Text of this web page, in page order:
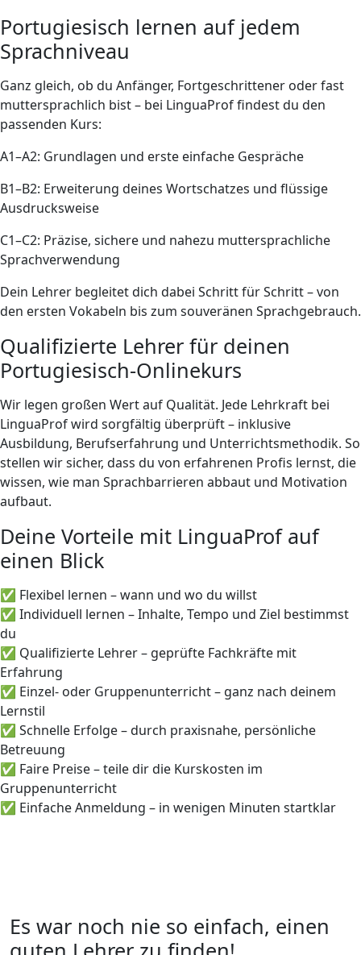
Portugiesisch lernen auf jedem
Sprachniveau
Ganz gleich, ob du Anfänger, Fortgeschrittener oder fast
muttersprachlich bist – bei LinguaProf findest du den
passenden Kurs:
A1–A2: Grundlagen und erste einfache Gespräche
B1–B2: Erweiterung deines Wortschatzes und flüssige
Ausdrucksweise
C1–C2: Präzise, sichere und nahezu muttersprachliche
Sprachverwendung
Dein Lehrer begleitet dich dabei Schritt für Schritt – von
den ersten Vokabeln bis zum souveränen Sprachgebrauch.
Qualifizierte Lehrer für deinen
Portugiesisch-Onlinekurs
Wir legen großen Wert auf Qualität. Jede Lehrkraft bei
LinguaProf wird sorgfältig überprüft – inklusive
Ausbildung, Berufserfahrung und Unterrichtsmethodik. So
stellen wir sicher, dass du von erfahrenen Profis lernst, die
wissen, wie man Sprachbarrieren abbaut und Motivation
aufbaut.
Deine Vorteile mit LinguaProf auf
einen Blick
✅ Flexibel lernen – wann und wo du willst
✅ Individuell lernen – Inhalte, Tempo und Ziel bestimmst
du
✅ Qualifizierte Lehrer – geprüfte Fachkräfte mit
Erfahrung
✅ Einzel- oder Gruppenunterricht – ganz nach deinem
Lernstil
✅ Schnelle Erfolge – durch praxisnahe, persönliche
Betreuung
✅ Faire Preise – teile dir die Kurskosten im
Gruppenunterricht
✅ Einfache Anmeldung – in wenigen Minuten startklar
Es war noch nie so einfach, einen